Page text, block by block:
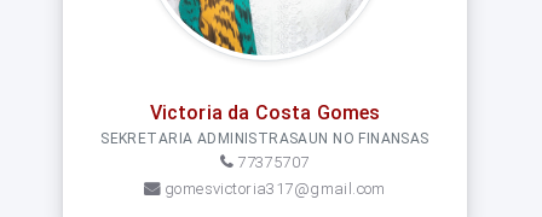
Victoria da Costa Gomes
SEKRETARIA ADMINISTRASAUN NO FINANSAS
77375707
gomesvictoria317@gmail.com